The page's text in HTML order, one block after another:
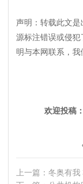
声明：转载此文
源标注错误或侵
明与本网联系，我
欢迎投稿
上一篇：冬奥有